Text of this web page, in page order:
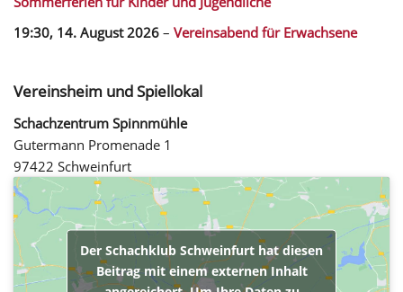
19:30, 14. August 2026 – Vereinsabend für Erwachsene
Vereinsheim und Spiellokal
Schachzentrum Spinnmühle
Gutermann Promenade 1
97422 Schweinfurt
Der Schachklub Schweinfurt hat diesen
Beitrag mit einem externen Inhalt